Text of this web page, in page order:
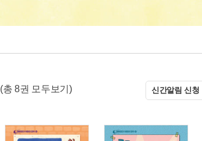
(총 8권 모두보기) 신간알림 신청